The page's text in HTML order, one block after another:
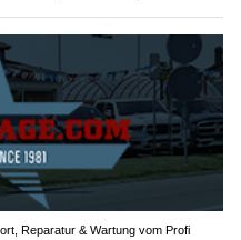
Reparatur & Wartung vom Profi